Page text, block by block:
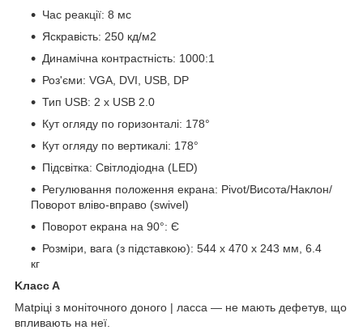
Час реакції: 8 мс
Яскравість: 250 кд/м2
Динамічна контрастність: 1000:1
Роз'єми: VGA, DVI, USB, DP
Тип USB: 2 х USB 2.0
Кут огляду по горизонталі: 178°
Кут огляду по вертикалі: 178°
Підсвітка: Світлодіодна (LED)
Регулювання положення екрана: Pivot/Висота/Наклон/
Поворот вліво-вправо (swivel)
Поворот екрана на 90°: Є
Розміри, вага (з підставкою): 544 x 470 x 243 мм, 6.4
кг
Kлacc A
Matpiці з моніточного донoгo | лacca — не мають дефетув, що
впливають на неї.